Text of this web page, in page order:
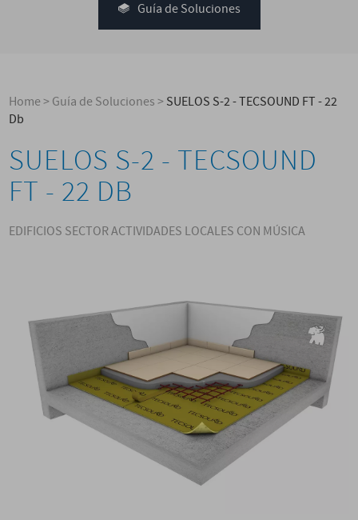
Guía de Soluciones
Home>Guía de Soluciones>SUELOS S-2 - TECSOUND FT - 22
Db
SUELOS S-2 - TECSOUND
FT - 22 DB
EDIFICIOS SECTOR ACTIVIDADES LOCALES CON MÚSICA